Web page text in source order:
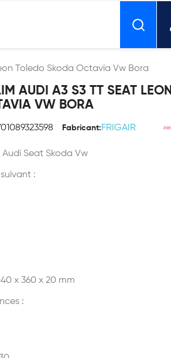
Toledo Skoda Octavia Vw Bora
AUDI A3 S3 TT SEAT LEON
VW BORA
Fabricant: FRIGAIR
Seat Skoda Vw
:
x 360 x 20 mm
: